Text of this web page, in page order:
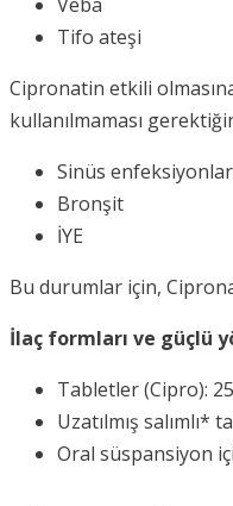
Tifo ateşi
Cipronatin etkili
kullanılmaması
Sinüs
Bronşit
İYE
Bu durumlar için,
İlaç formları ve güçlü
Tabletler (Cipro):
Uzatılmış salımlı*
Oral süspansiyon